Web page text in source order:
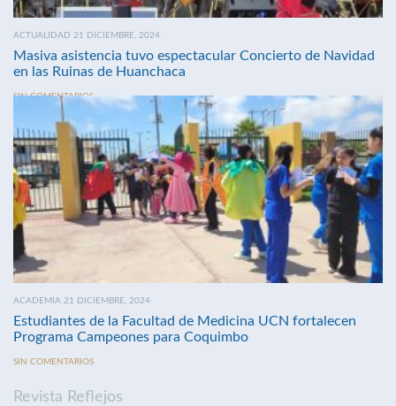
ACTUALIDAD 21 DICIEMBRE, 2024
Masiva asistencia tuvo espectacular Concierto de Navidad
en las Ruinas de Huanchaca
SIN COMENTARIOS
ACADEMIA 21 DICIEMBRE, 2024
Estudiantes de la Facultad de Medicina UCN fortalecen
Programa Campeones para Coquimbo
SIN COMENTARIOS
Revista Reflejos